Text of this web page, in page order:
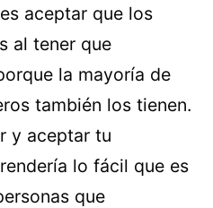
aceptar que los
al tener que
la mayoría de
también los tienen.
y aceptar tu
lo fácil que es
que